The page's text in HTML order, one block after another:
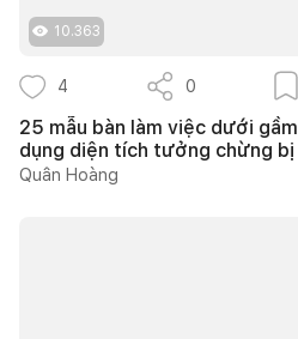
10.363
4 0
25 mẫu bàn làm việc dưới
dụng diện tích tưởng chừng bị
Quân Hoàng